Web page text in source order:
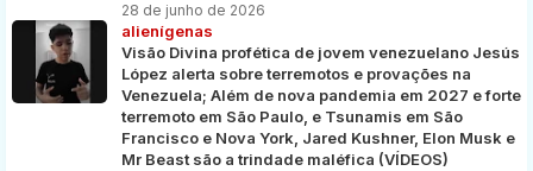
28 de junho de 2026
alienígenas
Visão Divina profética de jovem venezuelano Jesús
López alerta sobre terremotos e provações na
Venezuela; Além de nova pandemia em 2027 e forte
terremoto em São Paulo, e Tsunamis em São
Francisco e Nova York, Jared Kushner, Elon Musk e
Mr Beast são a trindade maléfica (VÍDEOS)